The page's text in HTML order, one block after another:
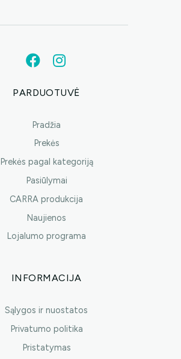
PARDUOTUVĖ
Pradžia
Prekės
Prekės pagal kategoriją
Pasiūlymai
CARRA produkcija
Naujienos
Lojalumo programa
INFORMACIJA
Sąlygos ir nuostatos
Privatumo politika
Pristatymas